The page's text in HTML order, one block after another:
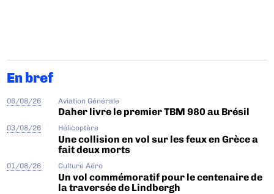
En bref
06/08/26 Aviation Générale
Daher livre le premier TBM 980 au Brésil
03/08/26 Hélicoptère
Une collision en vol sur les feux en Grèce a
fait deux morts
01/08/26 Culture Aéro
Un vol commémoratif pour le centenaire de
la traversée de Lindbergh